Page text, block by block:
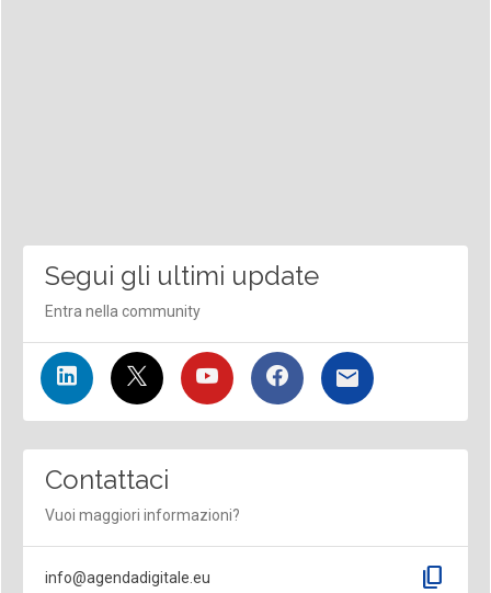
Segui gli ultimi update
Entra nella community
Contattaci
Vuoi maggiori informazioni?
info@agendadigitale.eu content_copy